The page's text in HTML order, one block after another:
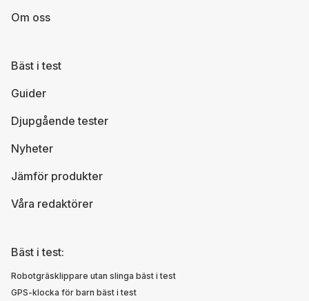
Bäst i test
Guider
Djupgående tester
Nyheter
Jämför produkter
Våra redaktörer
Om oss
Bäst i test:
Robotgräsklippare utan slinga bäst i test
GPS-klocka för barn bäst i test